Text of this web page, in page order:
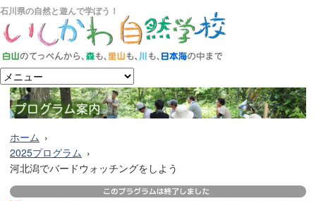
石川県の自然と遊んで学ぼう！
ホーム
2025プログラム
河北潟でバードウォッチングをしよう